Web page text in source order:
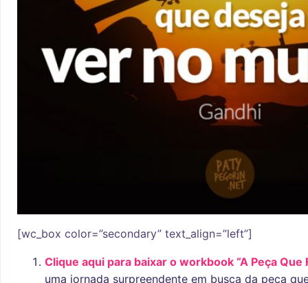
[wc_box color=”secondary” text_align=”left”]
Clique aqui para baixar o workbook “A Peça Que
uma jornada surpreendente em busca da peça